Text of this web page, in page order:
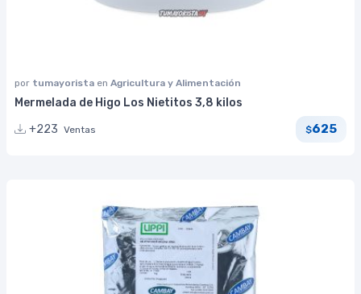
por tumayorista en Agricultura y Alimentación
Mermelada de Higo Los Nietitos 3,8 kilos
+223 Ventas $625